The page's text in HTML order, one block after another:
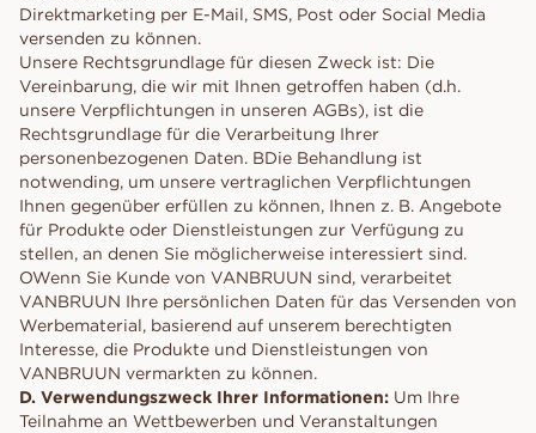
Direktmarketing per E-Mail, SMS, Post oder Social Media
versenden zu können.
Unsere Rechtsgrundlage für diesen Zweck ist: Die
Vereinbarung, die wir mit Ihnen getroffen haben (d.h.
unsere Verpflichtungen in unseren AGBs), ist die
Rechtsgrundlage für die Verarbeitung Ihrer
personenbezogenen Daten. BDie Behandlung ist
notwending, um unsere vertraglichen Verpflichtungen
Ihnen gegenüber erfüllen zu können, Ihnen z. B. Angebote
für Produkte oder Dienstleistungen zur Verfügung zu
stellen, an denen Sie möglicherweise interessiert sind.
OWenn Sie Kunde von VANBRUUN sind, verarbeitet
VANBRUUN Ihre persönlichen Daten für das Versenden von
Werbematerial, basierend auf unserem berechtigten
Interesse, die Produkte und Dienstleistungen von
VANBRUUN vermarkten zu können.
D. Verwendungszweck Ihrer Informationen: Um Ihre
Teilnahme an Wettbewerben und Veranstaltungen